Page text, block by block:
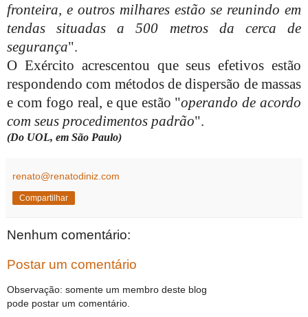
fronteira, e outros milhares estão se reunindo em
tendas situadas a 500 metros da cerca de
segurança".
O Exército acrescentou que seus efetivos estão
respondendo com métodos de dispersão de massas
e com fogo real, e que estão "operando de acordo
com seus procedimentos padrão".
(Do UOL, em São Paulo)
renato@renatodiniz.com
Compartilhar
Nenhum comentário:
Postar um comentário
Observação: somente um membro deste blog
pode postar um comentário.